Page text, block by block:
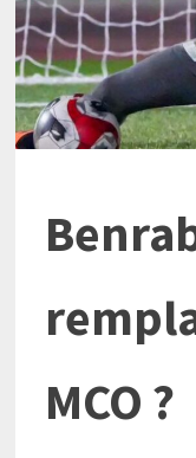
MCO ?